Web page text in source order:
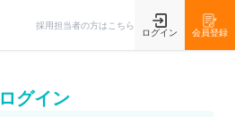
採用担当者の方はこちら
ログイン 会員登録
ログイン